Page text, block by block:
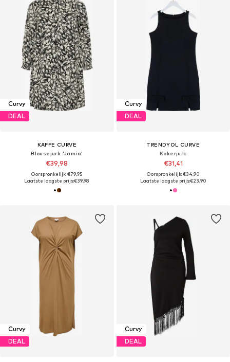
Curvy
DEAL
KAFFE CURVE
Blousejurk 'Jamia'
€39,98
Oorspronkelijk: €79,95
Laatste laagste prijs:€39,98
Curvy
DEAL
TRENDYOL CURVE
Kokerjurk
€31,41
Oorspronkelijk: €34,90
Laatste laagste prijs:€23,90
Curvy
DEAL
Curvy
DEAL